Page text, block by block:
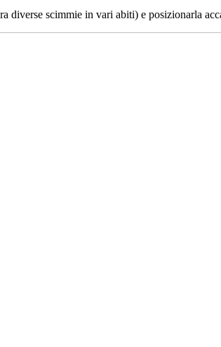
scimmie in vari abiti) e posizionarla